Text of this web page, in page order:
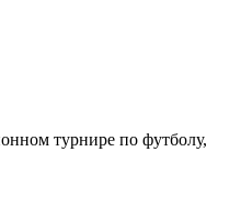
турнире по футболу,